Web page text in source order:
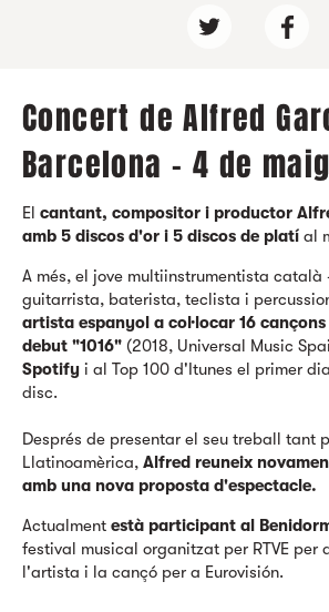
Concert de Alfred
Barcelona - 4 de
El cantant, compositor i productor
amb 5 discos d'or i 5 discos de platí al
A més, el jove multiinstrumentista català
guitarrista, baterista, teclista i
artista espanyol a col·locar 16
debut "1016" (2018, Universal Music
Spotify i al Top 100 d'Itunes el primer
disc.
Després de presentar el seu treball tant
Llatinoamèrica, Alfred reuneix
amb una nova proposta d'espectacle.
Actualment està participant al
festival musical organitzat per RTVE per
l'artista i la cançó per a Eurovisión.